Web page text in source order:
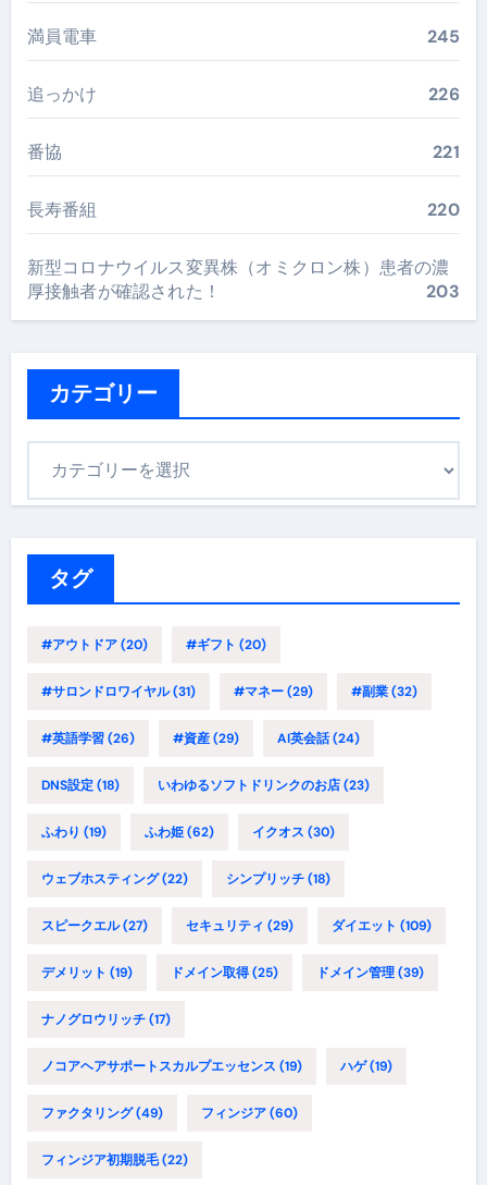
満員電車 245
追っかけ 226
番協 221
長寿番組 220
新型コロナウイルス変異株（オミクロン株）患者の濃
厚接触者が確認された！
203
カテゴリー
タグ
#アウトドア(20) #ギフト (20)
#サロンドロワイヤル(31) #マネー(29) #副業(32)
#英語学習(26) #資産(29) AI英会話(24)
DNS設定(18) いわゆるソフトドリンクのお店(23)
ふわり (19) ふわ姫(62) イクオス (30)
ウェブホスティング(22) シンプリッチ(18)
スピークエル(27) セキュリティ (29) ダイエット (109)
デメリット (19) ドメイン取得(25) ドメイン管理(39)
ナノグロウリッチ(17)
ノコアヘアサポートスカルプエッセンス (19) ハゲ(19)
ファクタリング(49) フィンジア(60)
フィンジア初期脱毛(22)